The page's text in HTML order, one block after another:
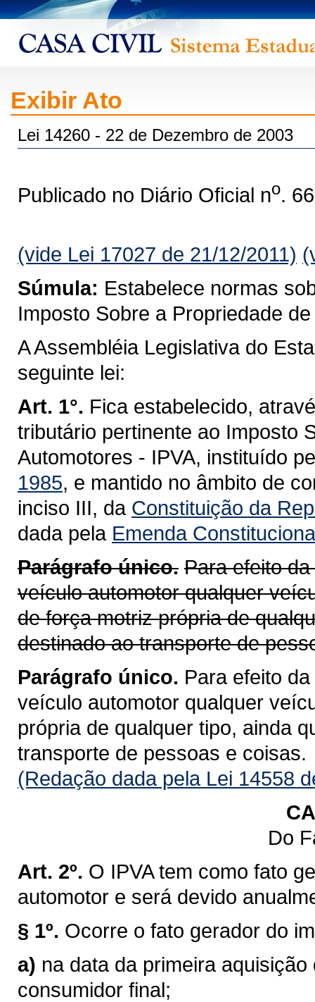
Exibir Ato
Lei 14260 - 22 de Dezembro de 2003
Publicado no Diário Oficial no.
(vide Lei 17027 de 21/12/2011)
Súmula: Estabelece normas
Imposto Sobre a Propriedade
A Assembléia Legislativa do
seguinte lei:
Art. 1°. Fica estabelecido,
tributário pertinente ao Imposto
Automotores - IPVA, instituído
1985, e mantido no âmbito de
inciso III, da Constituição da
dada pela Emenda
Parágrafo único. Para efeito
veículo automotor qualquer
de força motriz própria de
destinado ao transporte de
Parágrafo único. Para efeito
veículo automotor qualquer
própria de qualquer tipo, ainda
transporte de pessoas e coisas.
(Redação dada pela Lei 14558
Do
Art. 2º. O IPVA tem como fato
automotor e será devido
§ 1º. Ocorre o fato gerador do
a) na data da primeira
consumidor final;